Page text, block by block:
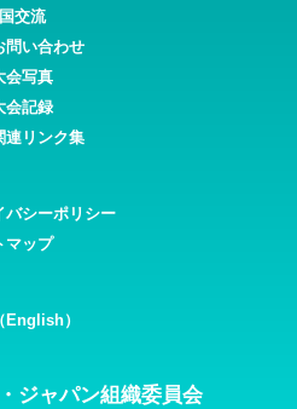
交流
問い合わせ
会写真
会記録
連リンク集
バシーポリシー
マップ
English）
ジャパン組織委員会